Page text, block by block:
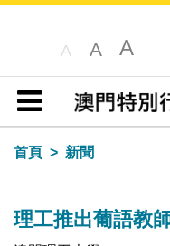
A A A
目錄
首頁
新聞
理工推出葡語教